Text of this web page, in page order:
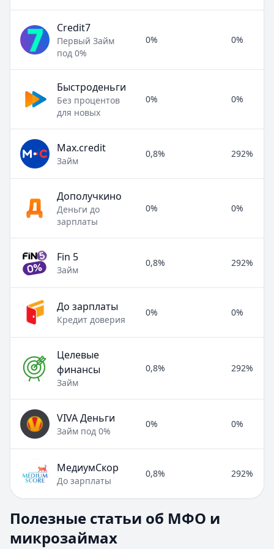
Credit7
Первый Займ
под 0%
0% 0%
Быстроденьги
Без процентов
для новых
0% 0%
Max.credit
Займ
0,8% 292%
Дополучкино
Деньги до
зарплаты
0% 0%
Fin 5
Займ
0,8% 292%
До зарплаты
Кредит доверия
0% 0%
Целевые
финансы
Займ
0,8% 292%
VIVA Деньги
Займ под 0%
0% 0%
МедиумСкор
До зарплаты
0,8% 292%
Раздел:МФО и микрозаймы. Всего статей: 8.
Займ под расписку
Полезные статьи об МФО и
микрозаймах